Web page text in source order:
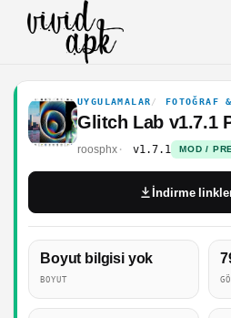
UYGULAMALAR FOTOĞRAF
Glitch Lab v1.7.1
roosphx v1.7.1 MOD /
Boyut bilgisi yok
BOYUT
İndirme